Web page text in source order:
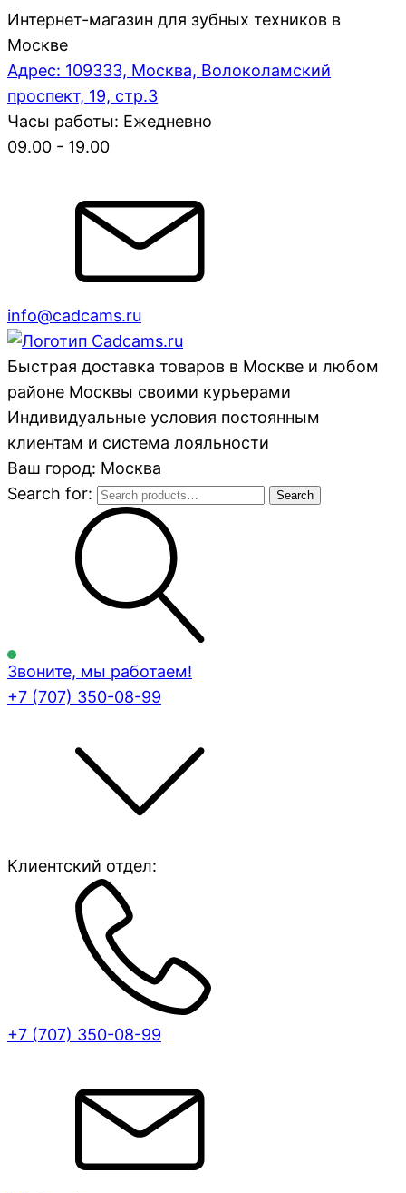
Интернет-магазин для зубных техников в
Москве
Адрес: 109333, Москва, Волоколамский
проспект, 19, стр.3
Часы работы: Ежедневно
09.00 - 19.00
info@cadcams.ru
Быстрая доставка товаров в Москве и любом
районе Москвы своими курьерами
Индивидуальные условия постоянным
клиентам и система лояльности
Ваш город: Москва
Search for:
Search
Звоните, мы работаем!
+7 (707) 350-08-99
Клиентский отдел:
+7 (707) 350-08-99